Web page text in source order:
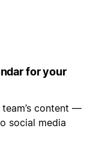
for your
content —
social media